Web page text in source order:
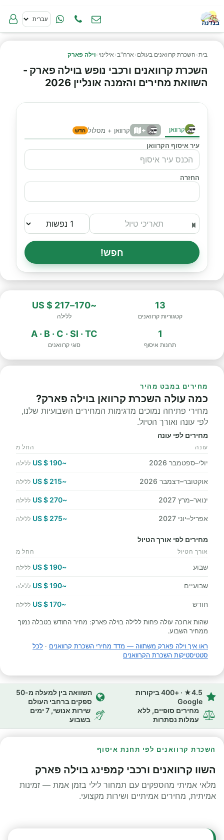
בית› השכרת קרוואנים בעולם › ארה"ב› אילינוי ›וילה פארק
השכרת קרוואנים ורכבי נופש בוילה פארק -
השוואת מחירים והזמנה אונליין 2026
קרוואן + קרוואן + מסלול חדש
עיר איסוף הקרוואן
החזרה
חפש!
13
קטגוריות קרוואנים
~170–217 $ US
ללילה
1
תחנות איסוף
A · B · C · SI · TC
סוגי קרוואנים
מחירים במבט מהיר
כמה עולה השכרת קרוואן בוילה פארק?
מחירי פתיחה נמוכים מדגימות המחירים השבועיות שלנו,
לפי עונה ואורך הטיול.
מחירים לפי עונה
עונה החל מ
יולי–ספטמבר 2026 ~190 $ US ללילה
אוקטובר–דצמבר 2026 ~215 $ US ללילה
ינואר–מרץ 2027 ~270 $ US ללילה
אפריל–יוני 2027 ~275 $ US ללילה
מחירים לפי אורך הטיול
אורך הטיול החל מ
שבוע ~190 $ US ללילה
שבועיים ~190 $ US ללילה
חודש ~170 $ US ללילה
שהות ארוכה עולה פחות ללילה בוילה פארק: מחיר החודש בטבלה נמוך
ממחיר השבוע.
ראו איך וילה פארק משתווה — מדד מחירי השכרת קרוואנים · לכל
סטטיסטיקות השכרת הקרוואנים
4.5★ · +400 ביקורות
Google
השוואה בין למעלה מ-50
ספקים ברחבי העולם
מחירים סופיים, ללא
עמלות נסתרות
שירות אנושי, 7 ימים
בשבוע
השכרת קרוואנים לפי תחנת איסוף
השוו קרוואנים ורכבי קמפינג בוילה פארק
מלאי אמיתי מהספקים עם תמחור לילי בזמן אמת — זמינות
אמיתית, מחירים אמיתיים ושירות מקצועי.